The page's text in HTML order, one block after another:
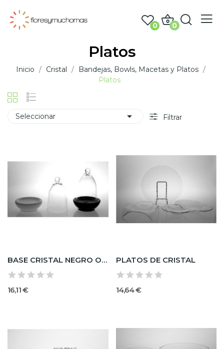
0 0
Platos
Inicio Cristal
Bandejas, Bowls, Macetas y Platos
Platos
Seleccionar  Filtrar
BASE CRISTAL NEGRO O Opal
16,11 €
PLATOS DE CRISTAL
14,64 €